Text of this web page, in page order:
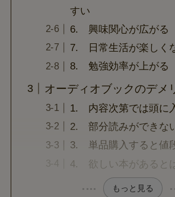
すい
6. 興味関心が広がる
7. 日常生活が楽しく
8. 勉強効率が上がる
オーディオブックのデメ
1. 内容次第では頭に
2. 部分読みができな
3. 単品購入すると値
4. 欲しい本があると
もっと見る